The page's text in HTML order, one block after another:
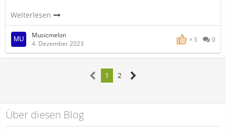
Weiterlesen
Musicmelon
4. Dezember 2023
3 0
1 2
Über diesen Blog